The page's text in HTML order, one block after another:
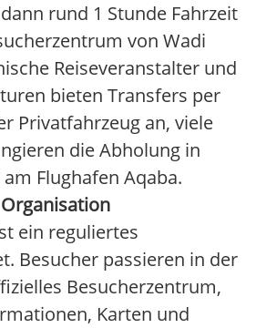
rund 1 Stunde Fahrzeit
von Wadi
Reiseveranstalter und
bieten Transfers per
Privatfahrzeug an, viele
die Abholung in
Flughafen Aqaba.
ein reguliertes
Besucher passieren in der
Besucherzentrum,
Karten und